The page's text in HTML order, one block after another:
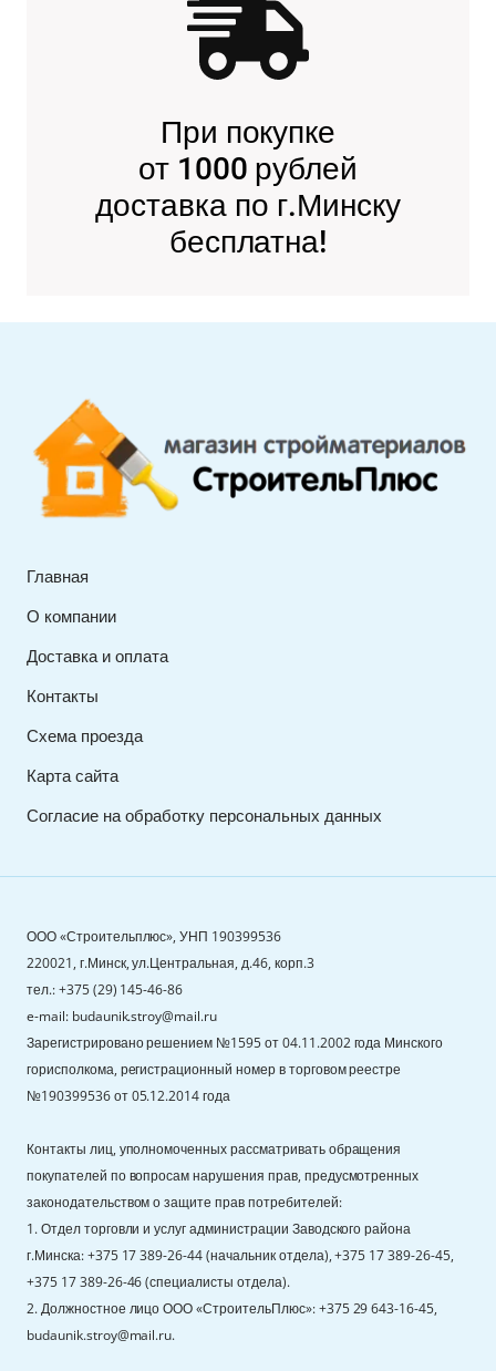
При покупке
от 1000 рублей
доставка по г.Минску
бесплатна!
Главная
О компании
Доставка и оплата
Контакты
Схема проезда
Карта сайта
Согласие на обработку персональных данных
ООО «Строительплюс», УНП 190399536
220021, г.Минск, ул.Центральная, д.46, корп.3
тел.: +375 (29) 145-46-86
e-mail: budaunik.stroy@mail.ru
Зарегистрировано решением №1595 от 04.11.2002 года Минского
горисполкома, регистрационный номер в торговом реестре
№190399536 от 05.12.2014 года
Контакты лиц, уполномоченных рассматривать обращения
покупателей по вопросам нарушения прав, предусмотренных
законодательством о защите прав потребителей:
1. Отдел торговли и услуг администрации Заводского района
г.Минска: +375 17 389-26-44 (начальник отдела), +375 17 389-26-45,
+375 17 389-26-46 (специалисты отдела).
2. Должностное лицо ООО «СтроительПлюс»: +375 29 643-16-45,
budaunik.stroy@mail.ru.